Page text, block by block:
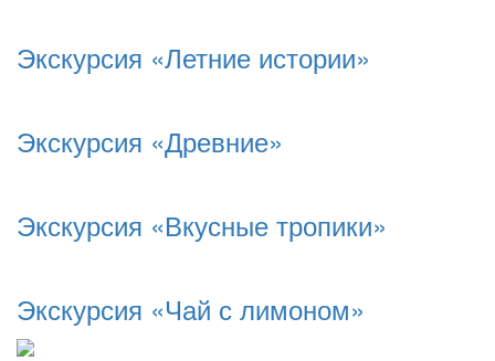
Экскурсия «Летние истории»
Экскурсия «Древние»
Экскурсия «Вкусные тропики»
Экскурсия «Чай с лимоном»